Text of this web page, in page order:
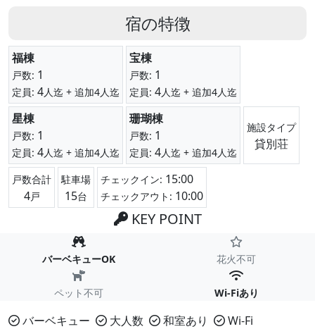
宿の特徴
福棟
戸数: 1
定員: 4人迄 + 追加4人迄
宝棟
戸数: 1
定員: 4人迄 + 追加4人迄
星棟
戸数: 1
定員: 4人迄 + 追加4人迄
珊瑚棟
戸数: 1
定員: 4人迄 + 追加4人迄
施設タイプ
貸別荘
戸数合計
4戸
駐車場
15台
チェックイン: 15:00
チェックアウト: 10:00
KEY POINT
バーベキューOK 花火不可
ペット不可 Wi-Fiあり
バーベキュー 大人数 和室あり
Wi-Fi